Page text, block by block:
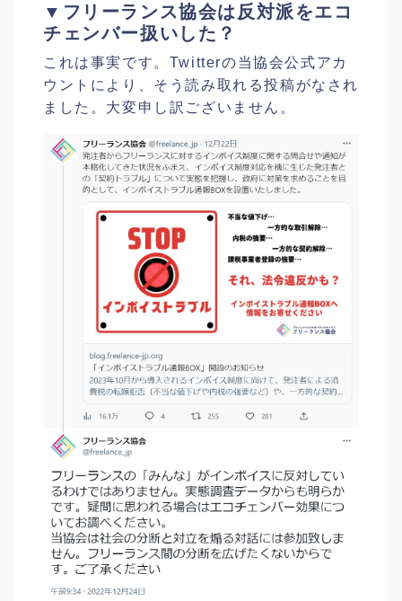
▼フリーランス協会は反対派をエコ
チェンバー扱いした？
これは事実です。Twitterの当協会公式アカ
ウントにより、そう読み取れる投稿がなされ
ました。大変申し訳ございません。